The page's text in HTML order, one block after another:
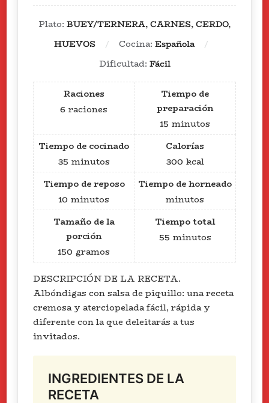
Plato: BUEY/TERNERA, CARNES, CERDO,
HUEVOS
Cocina: Española
Dificultad: Fácil
Raciones
6 raciones
Tiempo de
preparación
15 minutos
Tiempo de cocinado
35 minutos
Calorías
300 kcal
Tiempo de reposo
10 minutos
Tiempo de horneado
minutos
Tamaño de la
porción
150 gramos
Tiempo total
55 minutos
DESCRIPCIÓN DE LA RECETA.
Albóndigas con salsa de piquillo: una receta
cremosa y aterciopelada fácil, rápida y
diferente con la que deleitarás a tus
invitados.
INGREDIENTES DE LA
RECETA